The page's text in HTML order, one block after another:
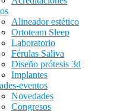
Alineador estético
Ortoteam Sleep
Laboratorio
Férulas Saliva
Diseño prótesis 3d
Implantes
eventos
Novedades
Congresos